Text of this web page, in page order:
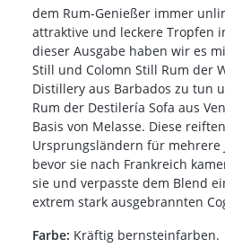
dem Rum-Genießer immer
attraktive und leckere Tropfen
dieser Ausgabe haben wir es
Still und Colomn Still Rum der
Distillery aus Barbados zu tun
Rum der Destilería Sofa aus
Basis von Melasse. Diese
Ursprungsländern für mehrere
bevor sie nach Frankreich
sie und verpasste dem Blend
extrem stark ausgebrannten
Farbe: Kräftig bernsteinfarben.